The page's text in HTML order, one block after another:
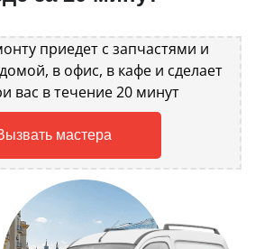
приедет с запчастями и
в офис, в кафе и сделает
вас в течение 20 минут
мастера